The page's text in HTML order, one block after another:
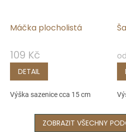
Máčka plocholistá
109 Kč
DETAIL
Výška sazenice cca 15 cm
od
ZOBRAZIT VŠECHNY